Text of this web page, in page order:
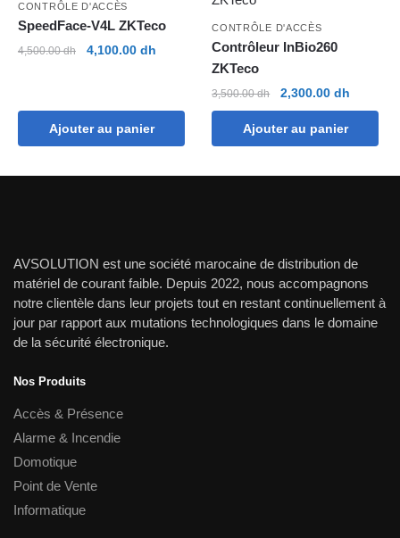
CONTRÔLE D'ACCÈS
SpeedFace-V4L ZKTeco
4,500.00dh
Le
était :
4,500.00 dh.
4,100.00 dh
est :
Ajouter au panier
CONTRÔLE D'ACCÈS
Contrôleur InBio260
ZKTeco
3,500.00dh
Le
prix
initial
était :
2,300.00dh
prix
est :
Ajouter au panier
AVSOLUTION est une société marocaine de distribution de
matériel de courant faible. Depuis 2022, nous accompagnons
notre clientèle dans leur projets tout en restant continuellement à
jour par rapport aux mutations technologiques dans le domaine
de la sécurité électronique.
Nos Produits
Accès & Présence
Alarme & Incendie
Domotique
Point de Vente
Informatique